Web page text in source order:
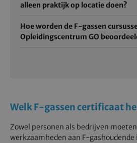
alleen praktijk op locatie doen?
Hoe worden de F-gassen
Opleidingscentrum GO
Welk F-gassen certificaat
Zowel personen als bedrijven
werkzaamheden aan F-